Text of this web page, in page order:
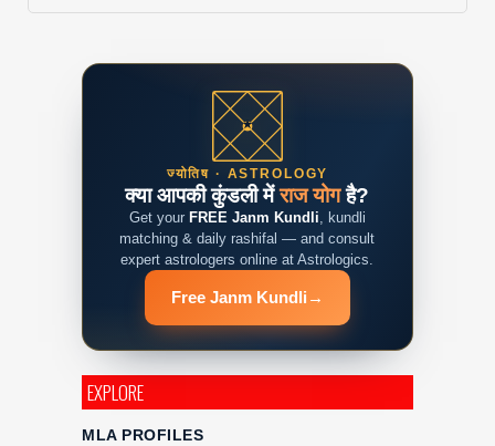
ज्योतिष · ASTROLOGY
क्या आपकी कुंडली मेंराज योगहै?
Get your FREE Janm Kundli, kundli
matching & daily rashifal — and consult
expert astrologers online at Astrologics.
Free Janm Kundli →
EXPLORE
MLA PROFILES